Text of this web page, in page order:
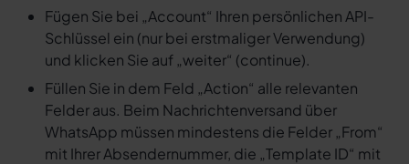
Fügen Sie bei „Account“ Ihren persönlichen API-
Schlüssel ein (nur bei erstmaliger Verwendung)
und klicken Sie auf „weiter“ (continue).
Füllen Sie in dem Feld „Action“ alle relevanten
Felder aus. Beim Nachrichtenversand über
WhatsApp müssen mindestens die Felder „From“
mit Ihrer Absendernummer, die „Template ID“ mit